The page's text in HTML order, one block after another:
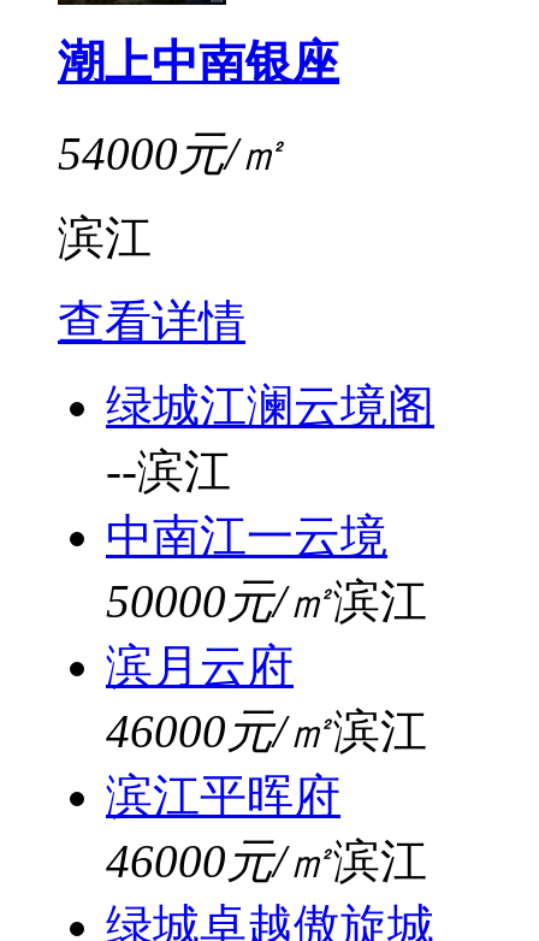
潮上中南银座
54000元/㎡
滨江
查看详情
绿城江澜云境阁
--滨江
中南江一云境
50000元/㎡滨江
滨月云府
46000元/㎡滨江
滨江平晖府
46000元/㎡滨江
绿城卓越傲旋城